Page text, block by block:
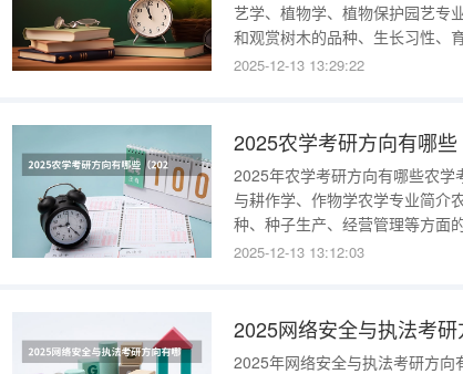
艺学、植物学、植物保护园艺专
和观赏树木的品种、生长习性、
知识和技能，进行植物育种、栽
园林更侧重于用植物装
2025-12-13 13:29:22
2025农学考研方向有哪些
2025年农学考研方向有哪些农
与耕作学、作物学农学专业简介
种、种子生产、经营管理等方面
与耕作、农作物转基因育种、种
微生物学》、《农业
2025-12-13 13:12:03
2025网络安全与执法考研
2025年网络安全与执法考研方